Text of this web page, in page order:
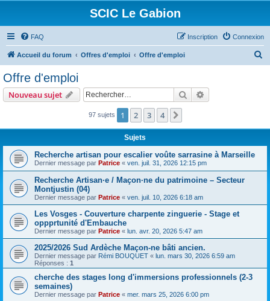
SCIC Le Gabion
FAQ Connexion
Inscription
Accueil du forum Offres d'emploi Offre d'emploi
e
Offre d'emploi
Nouveau sujet Rechercher
97 sujets 1 2 3 4
Sujets
Recherche artisan pour escalier voûte sarrasine à Marseille
Dernier message par Patrice « ven. juil. 31, 2026 12:15 pm
Recherche Artisan·e / Maçon·ne du patrimoine – Secteur
Montjustin (04)
Dernier message par Patrice « ven. juil. 10, 2026 6:18 am
Les Vosges - Couverture charpente zinguerie - Stage et
oppprtunité d'Embauche
Dernier message par Patrice « lun. avr. 20, 2026 5:47 am
2025/2026 Sud Ardèche Maçon-ne bâti ancien.
Dernier message par Rémi BOUQUET « lun. mars 30, 2026 6:59 am
Réponses : 1
cherche des stages long d'immersions professionnels (2-3
semaines)
Dernier message par Patrice « mer. mars 25, 2026 6:00 pm